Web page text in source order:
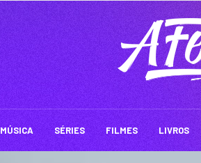
MÚSICA SÉRIES FILMES LIVROS